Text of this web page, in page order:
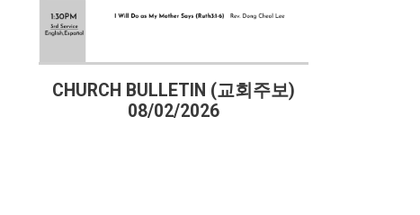
CHURCH BULLETIN (교회주보)
08/02/2026